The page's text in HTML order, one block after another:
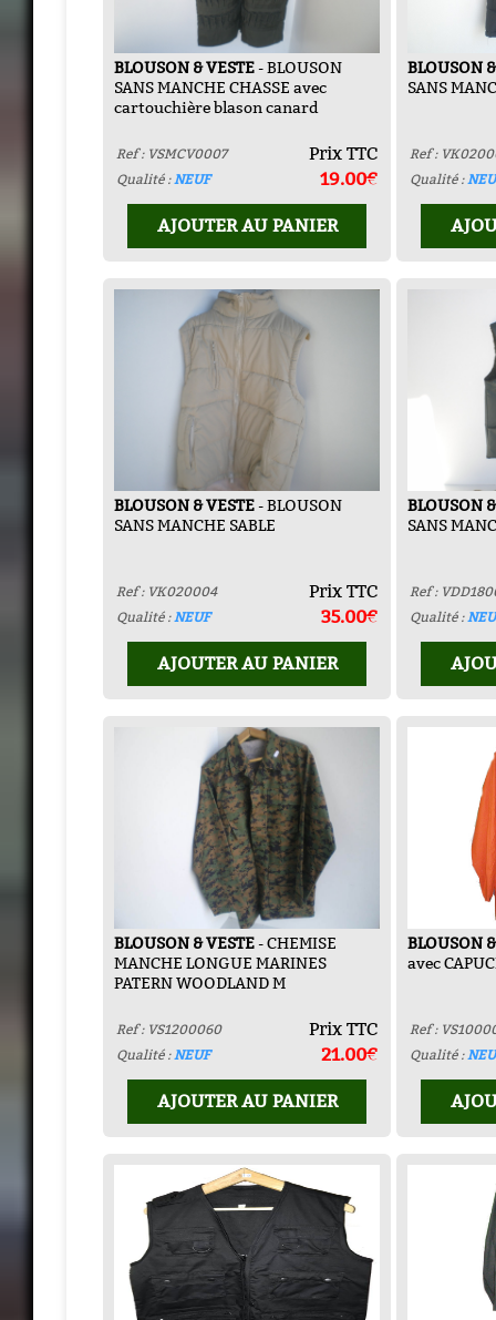
BLOUSON & VESTE- BLOUSON
SANS MANCHE CHASSE avec
cartouchière blason canard
Ref : VSMCV0007 Prix TTC
Qualité :NEUF 19.00€
AJOUTER AU PANIER
BLOUSON
SANS
Ref :
Qualité :
BLOUSON & VESTE- BLOUSON
SANS MANCHE SABLE
Ref : VK020004 Prix TTC
Qualité :NEUF 35.00€
AJOUTER AU PANIER
BLOUSON
SANS
Ref :
Qualité :
BLOUSON & VESTE- CHEMISE
MANCHE LONGUE MARINES
PATERN WOODLAND M
Ref : VS1200060 Prix TTC
Qualité :NEUF 21.00€
AJOUTER AU PANIER
BLOUSON
avec
Ref :
Qualité :